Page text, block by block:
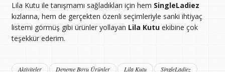
Lila Kutu ile tanışmamı sağladıkları için hem SingleLadiez
kızlarına, hem de gerçekten özenli seçimleriyle sanki ihtiyaç
listemi görmüş gibi ürünler yollayan Lila Kutuekibine çok
teşekkür ederim.
Aktiviteler Deneme Boyu Ürünler Lila Kutu SingleLadiez